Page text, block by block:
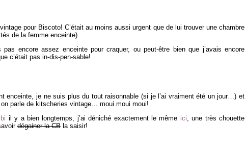
pour Biscoto! C’était au moins aussi urgent que de lui trouver une chambre
de la femme enceinte)
pas encore assez enceinte pour craquer, ou peut-être bien que j’avais encore
c’était pas in-dis-pen-sable!
enceinte, je ne suis plus du tout raisonnable (si je l’ai vraiment été un jour…) et
parle de kitscheries vintage… moui moui moui!
il y a bien longtemps, j’ai déniché exactement le même ici , une très chouette
dégainer la CB la saisir!